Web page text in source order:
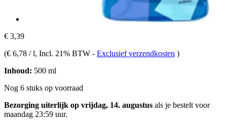
€ 3,39
(€ 6,78 / l, Incl. 21% BTW - Exclusief verzendkosten )
Inhoud: 500 ml
Nog 6 stuks op voorraad
Bezorging uiterlijk op vrijdag, 14. augustus als je bestelt voor
maandag 23:59 uur.